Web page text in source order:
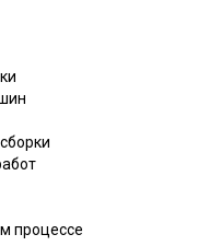
процессе